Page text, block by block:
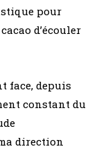
pour
d’écouler
face, depuis
constant du
direction